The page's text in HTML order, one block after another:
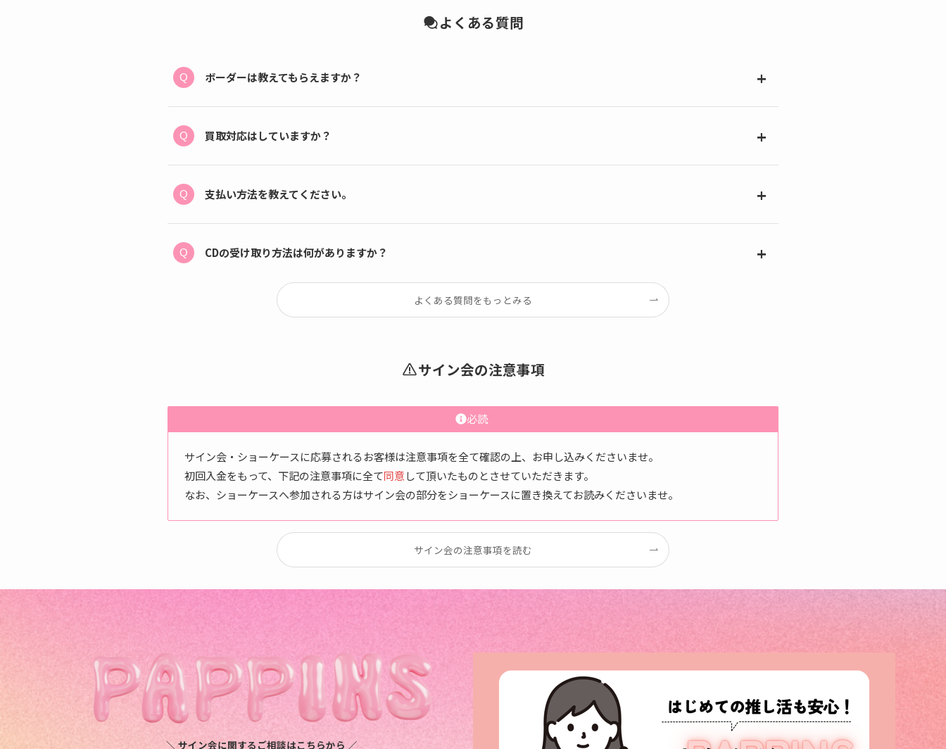
よくある質問
ボーダーは教えてもらえますか？
買取対応はしていますか？
支払い方法を教えてください。
CDの受け取り方法は何がありますか？
よくある質問をもっとみる
サイン会の注意事項
必読
サイン会・ショーケースに応募されるお客様は注意事項を全て確認の上、お申し込みくださいませ。
初回入金をもって、下記の注意事項に全て同意して頂いたものとさせていただきます。
なお、ショーケースへ参加される方はサイン会の部分をショーケースに置き換えてお読みくださいませ。
サイン会の注意事項を読む
＼ サイン会に関するご相談はこちらから ／